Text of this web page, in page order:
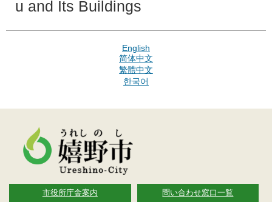
u and Its Buildings
English
简体中文
繁體中文
한국어
市役所庁舎案内 問い合わせ窓口一覧